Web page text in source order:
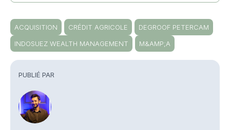
PUBLIÉ PAR
ACQUISITION CRÉDIT AGRICOLE
DEGROOF PETERCAM
INDOSUEZ WEALTH MANAGEMENT
M&AMP;A